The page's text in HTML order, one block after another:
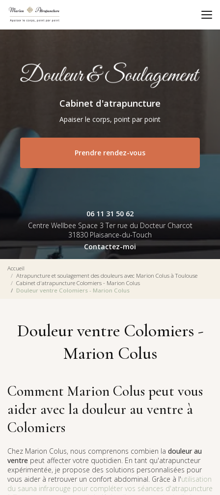
Aller
contenu
principal
Cabinet d'atrapuncture
Apaiser le corps, point par point
Prendre rendez-vous
06 11 31 50 62
Centre Wellbee Space 3 Ter rue du Docteur Charcot
31830 Plaisance-du-Touch
Contactez-moi
Accueil
Atrapuncture et soulagement des douleurs avec Marion Colus à Toulouse
Cabinet d'atrapuncture Colomiers - Marion Colus
Douleur ventre Colomiers - Marion Colus
Douleur ventre Colomiers -
Marion Colus
Comment Marion Colus peut vous
aider avec la douleur au ventre à
Colomiers
Chez Marion Colus, nous comprenons combien la douleur au
ventre peut affecter votre quotidien. En tant qu'atrapuncteur
expérimentée, je propose des solutions personnalisées pour
vous aider à retrouver un confort abdominal. Grâce à l'utilisation
du sauna infrarouge pour compléter vos séances d'atrapuncture